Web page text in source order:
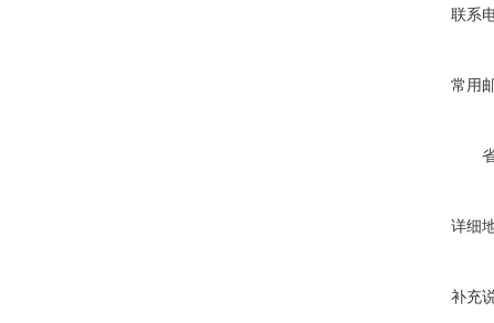
联系
常用
详细
补充